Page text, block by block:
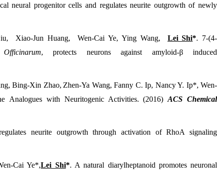
neural progenitor cells and regulates neurite outgrowth of newly
Xiao-Jun Huang, Wen-Cai Ye, Ying Wang, Lei Shi*. 7-(4-
, protects neurons against amyloid-β induced
Bing-Xin Zhao, Zhen-Ya Wang, Fanny C. Ip, Nancy Y. Ip*, Wen-
Analogues with Neuritogenic Activities. (2016)ACS Chemical
neurite outgrowth through activation of RhoA signaling
Cai Ye*,Lei Shi*. A natural diarylheptanoid promotes neuronal